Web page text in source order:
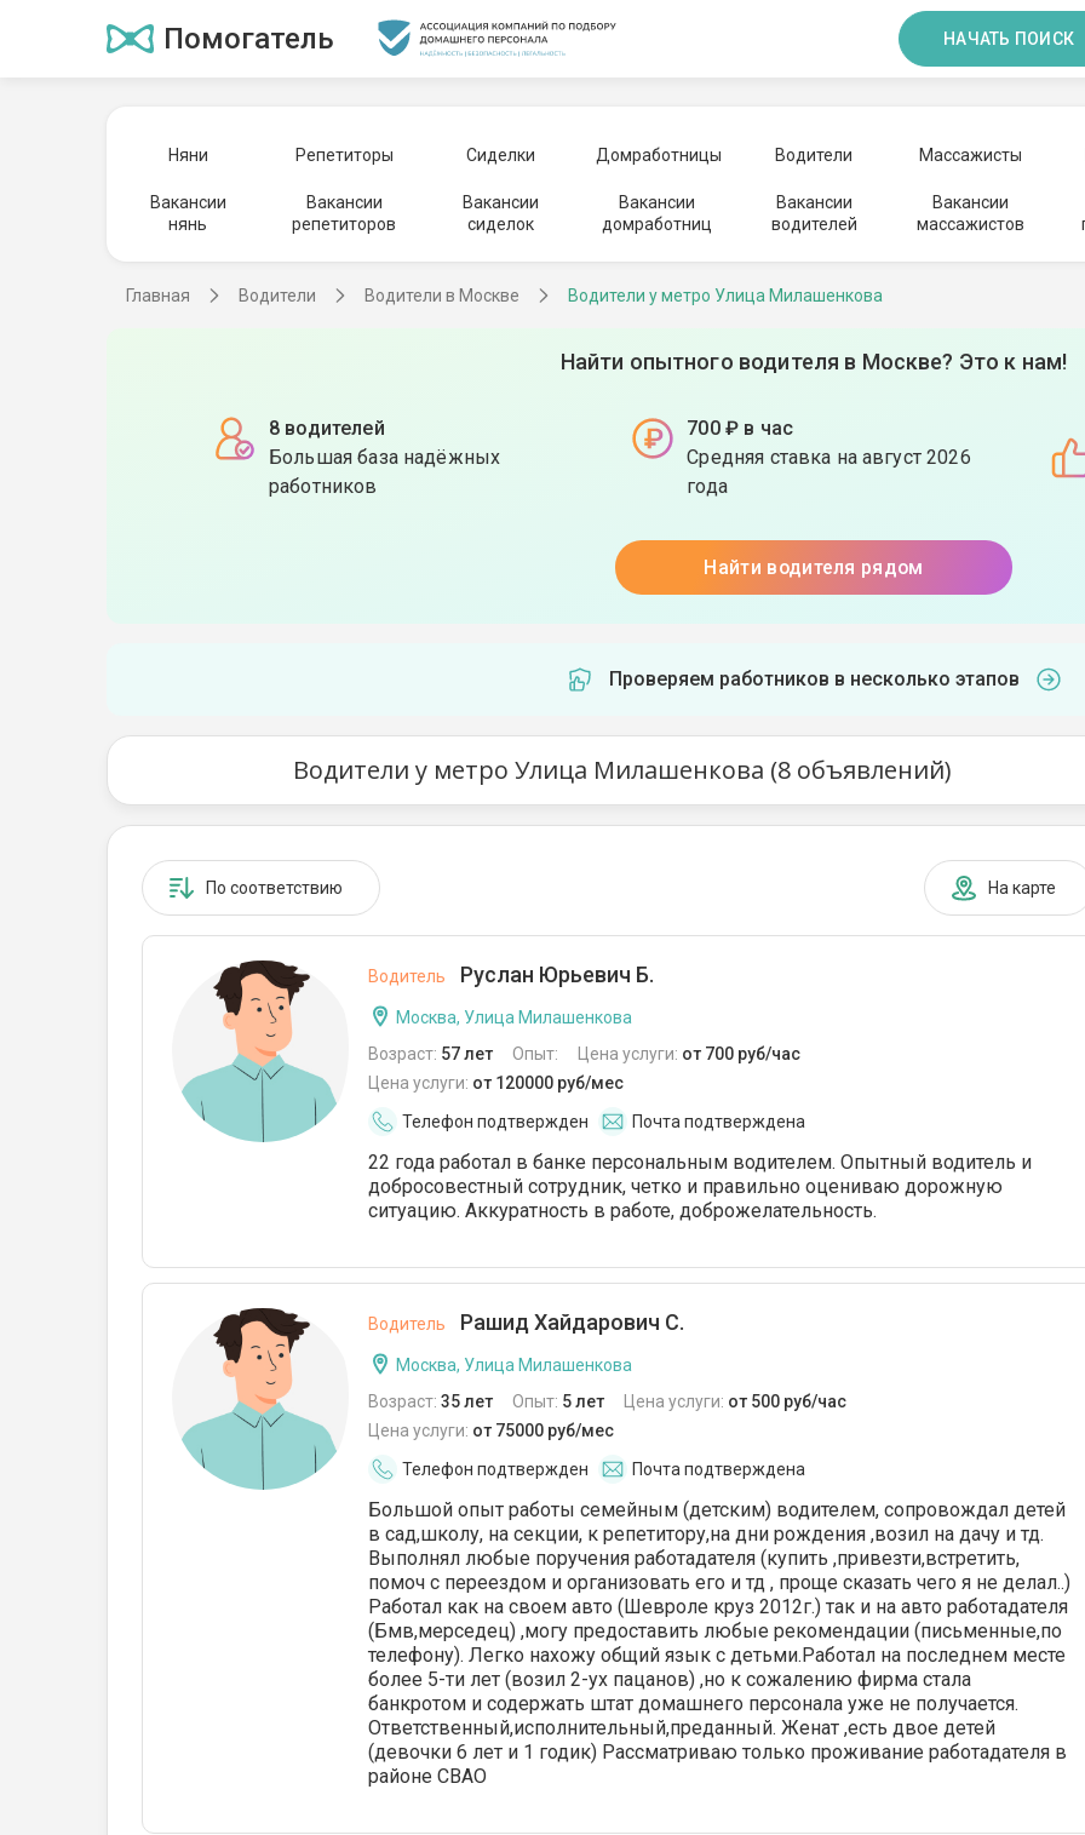
Помогатель НАЧАТЬ ПОИСК
Няни Репетиторы Сиделки Домработницы Водители Массажисты
Вакансии
нянь
Вакансии
репетиторов
Вакансии
сиделок
Вакансии
домработниц
Вакансии
водителей
Вакансии
массажистов
Главная Водители Водители в Москве Водители у метро Улица Милашенкова
Найти опытного водителя в Москве? Это к нам!
8 водителей
Большая база надёжных
работников
700 ₽ в час
Средняя ставка на август 2026
года
Найти водителя рядом
Проверяем работников в несколько этапов
Водители у метро Улица Милашенкова (8 объявлений)
По соответствию На карте
Водитель Руслан Юрьевич Б.
Москва, Улица Милашенкова
Возраст: 57 лет Опыт: Цена услуги: от 700 руб/час
Цена услуги: от 120000 руб/мес
Телефон подтвержден
Почта подтверждена
22 года работал в банке персональным водителем. Опытный водитель и
добросовестный сотрудник, четко и правильно оцениваю дорожную
ситуацию. Аккуратность в работе, доброжелательность.
Водитель Рашид Хайдарович С.
Москва, Улица Милашенкова
Возраст: 35 лет Опыт: 5 лет Цена услуги: от 500 руб/час
Цена услуги: от 75000 руб/мес
Телефон подтвержден
Почта подтверждена
Большой опыт работы семейным (детским) водителем, сопровождал детей
в сад,школу, на секции, к репетитору,на дни рождения ,возил на дачу и тд.
Выполнял любые поручения работадателя (купить ,привезти,встретить,
помоч с переездом и организовать его и тд , проще сказать чего я не делал..)
Работал как на своем авто (Шевроле круз 2012г.) так и на авто работадателя
(Бмв,мерседец) ,могу предоставить любые рекомендации (письменные,по
телефону). Легко нахожу общий язык с детьми.Работал на последнем месте
более 5-ти лет (возил 2-ух пацанов) ,но к сожалению фирма стала
банкротом и содержать штат домашнего персонала уже не получается.
Ответственный,исполнительный,преданный. Женат ,есть двое детей
(девочки 6 лет и 1 годик) Рассматриваю только проживание работадателя в
районе СВАО